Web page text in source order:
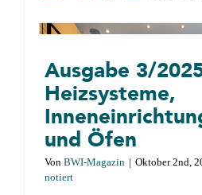
Ausgabe 3/
Heizsysteme,
und Öfen
Von BWI-Magazin | Oktober 2nd,
notiert